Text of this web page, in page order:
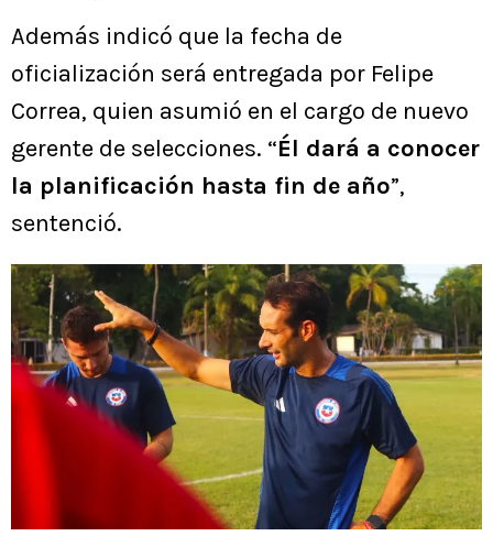
Además indicó que la fecha de
oficialización será entregada por Felipe
Correa, quien asumió en el cargo de nuevo
gerente de selecciones. “Él dará a conocer
la planificación hasta fin de año”,
sentenció.